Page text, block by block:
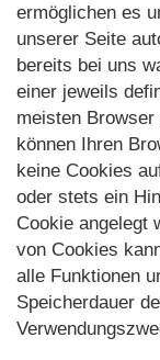
ermöglichen es
unserer Seite
bereits bei uns
einer jeweils
meisten
können Ihren
keine Cookies
oder stets ein
Cookie angelegt
von Cookies
alle Funktionen
Speicherdauer